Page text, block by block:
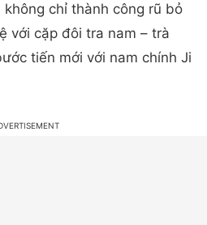
không chỉ thành công rũ bỏ
với cặp đôi tra nam – trà
tiến mới với nam chính Ji